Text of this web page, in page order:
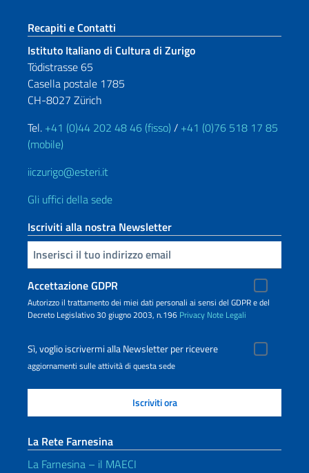
Sezione footer
Recapiti e Contatti
Istituto Italiano di Cultura di Zurigo
Tödistrasse 65
Casella postale 1785
CH-8027 Zürich
Tel. +41 (0)44 202 48 46 (fisso) / +41 (0)76 518 17 85
(mobile)
iiczurigo@esteri.it
Gli uffici della sede
Iscriviti alla nostra Newsletter
Inserisci la tua email
Accettazione GDPR
Autorizzo il trattamento dei miei dati personali ai sensi del GDPR e del
Decreto Legislativo 30 giugno 2003, n.196 Privacy Note Legali
Sì, voglio iscrivermi alla Newsletter per ricevere
aggiornamenti sulle attività di questa sede
La Rete Farnesina
La Farnesina – il MAECI